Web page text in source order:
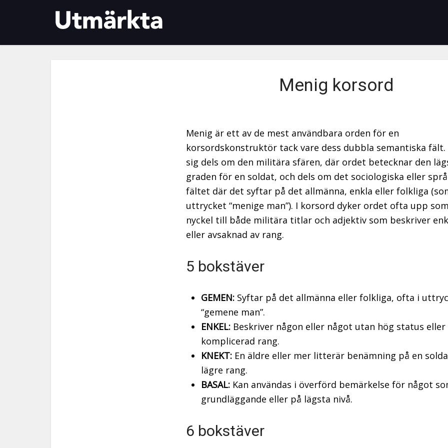
Menig korsord
Menig är ett av de mest användbara orden för en
korsordskonstruktör tack vare dess dubbla semantiska
sig dels om den militära sfären, där ordet betecknar den
graden för en soldat, och dels om det sociologiska eller
fältet där det syftar på det allmänna, enkla eller folkliga
uttrycket “menige man”). I korsord dyker ordet ofta upp
nyckel till både militära titlar och adjektiv som beskriver
eller avsaknad av rang.
5 bokstäver
GEMEN: Syftar på det allmänna eller folkliga, ofta i
“gemene man”.
ENKEL: Beskriver någon eller något utan hög status eller
komplicerad rang.
KNEKT: En äldre eller mer litterär benämning på en
lägre rang.
BASAL: Kan användas i överförd bemärkelse för något
grundläggande eller på lägsta nivå.
6 bokstäver